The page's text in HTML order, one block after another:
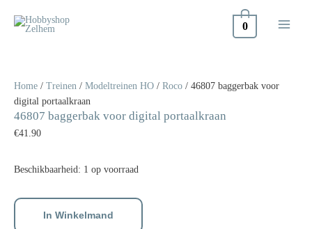
naar
0
Home / Treinen / Modeltreinen HO / Roco / 46807 baggerbak voor
digital portaalkraan
46807 baggerbak voor digital portaalkraan
€41.90
Beschikbaarheid: 1 op voorraad
voor
digital
portaalkraan
aantal
In Winkelmand